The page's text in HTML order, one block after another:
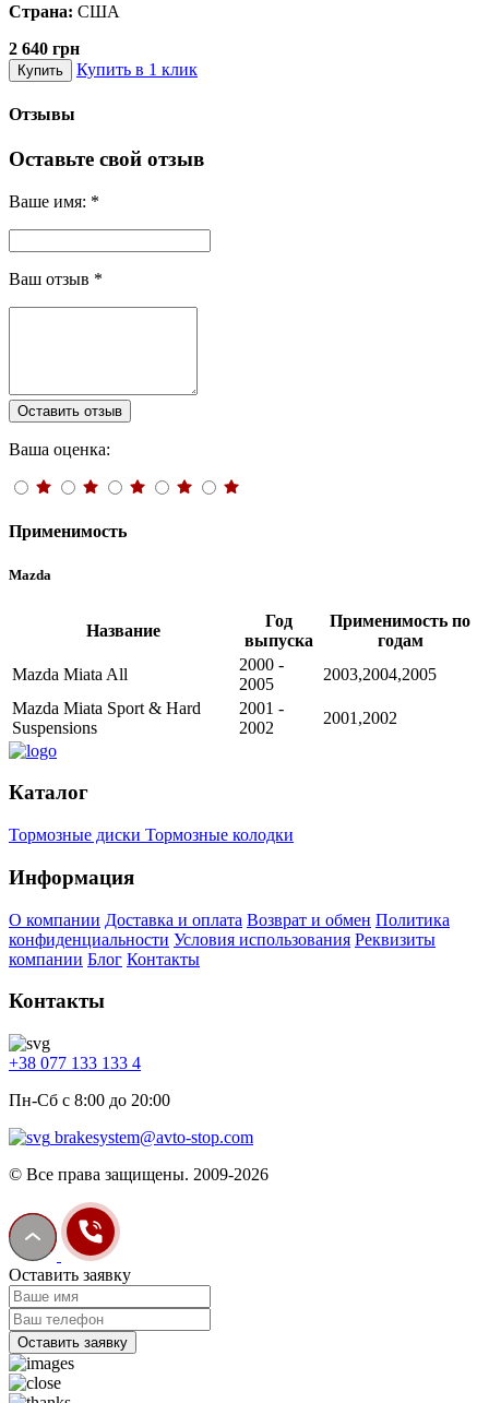
Страна: США
2 640 грн
Купить Купить в 1 клик
Отзывы
Оставьте свой отзыв
Ваше имя: *
Ваш отзыв *
Оставить отзыв
Ваша оценка:
Применимость
Mazda
Название
Год
выпуска
Применимость по
годам
Mazda Miata All
2000 -
2005
2003,2004,2005
Mazda Miata Sport & Hard
Suspensions
2001 -
2002
2001,2002
Каталог
Тормозные диски Тормозные колодки
Информация
О компании Доставка и оплата Возврат и обмен Политика
конфиденциальности Условия использования Реквизиты
компании Блог Контакты
Контакты
+38 077 133 133 4
Пн-Сб с 8:00 до 20:00
brakesystem@avto-stop.com
© Все права защищены. 2009-2026
Оставить заявку
Оставить заявку